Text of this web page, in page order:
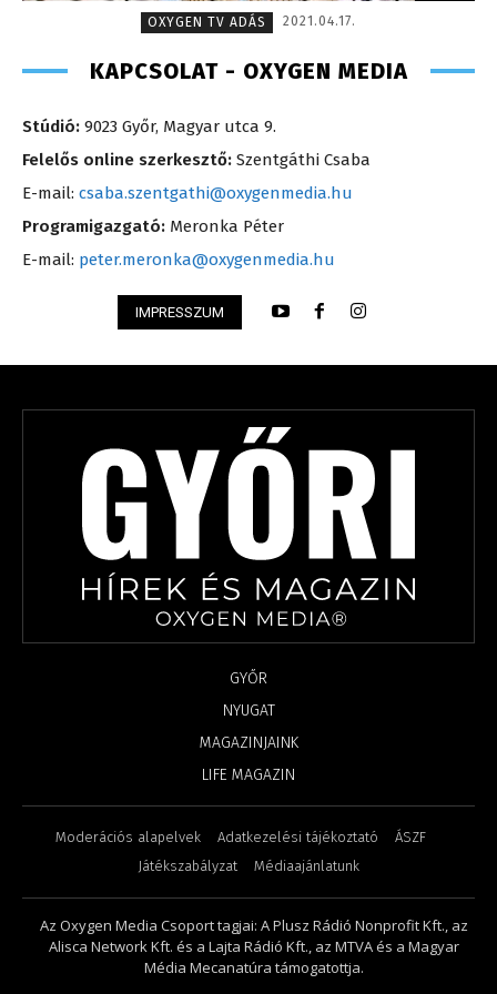
OXYGEN TV ADÁS
2021.04.17.
KAPCSOLAT - OXYGEN MEDIA
Stúdió: 9023 Győr, Magyar utca 9.
Felelős online szerkesztő: Szentgáthi Csaba
E-mail: csaba.szentgathi@oxygenmedia.hu
Programigazgató: Meronka Péter
E-mail: peter.meronka@oxygenmedia.hu
IMPRESSZUM
GYŐR
NYUGAT
MAGAZINJAINK
LIFE MAGAZIN
Moderációs alapelvek Adatkezelési tájékoztató
ÁSZF
Játékszabályzat
Médiaajánlatunk
Az Oxygen Media Csoport tagjai: A Plusz Rádió Nonprofit Kft., az
Alisca Network Kft. és a Lajta Rádió Kft., az MTVA és a Magyar
Média Mecanatúra támogatottja.